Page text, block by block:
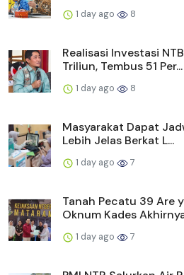
1 day ago 8
Realisasi Investasi
Triliun, Tembus 51 Per...
1 day ago 8
Masyarakat Dapat
Lebih Jelas Berkat L...
1 day ago 7
Tanah Pecatu 39 Are
Oknum Kades
1 day ago 7